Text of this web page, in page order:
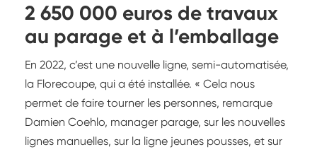
2 650 000 euros de travaux
au parage et à l’emballage
En 2022, c’est une nouvelle ligne, semi-automatisée,
la Florecoupe, qui a été installée. « Cela nous
permet de faire tourner les personnes, remarque
Damien Coehlo, manager parage, sur les nouvelles
lignes manuelles, sur la ligne jeunes pousses, et sur